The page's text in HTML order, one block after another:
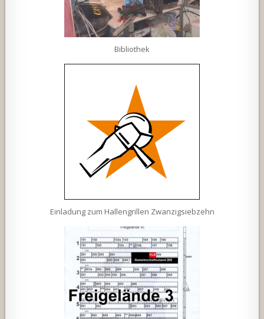
Bibliothek
Einladung zum Hallengrillen Zwanzigsiebzehn